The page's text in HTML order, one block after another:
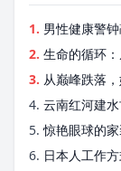
1. 男性健康警
2. 生命的循环
3. 从巅峰跌落
4. 云南红河建
5. 惊艳眼球的家
6. 日本人工作